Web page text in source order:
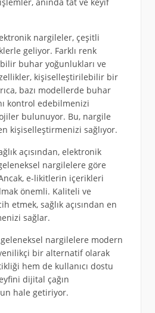
anında tat ve keyif
nargileler, çeşitli
geliyor. Farklı renk
buhar yoğunlukları ve
kişiselleştirilebilir bir
bazı modellerde buhar
kontrol edebilmenizi
bulunuyor. Bu, nargile
kişiselleştirmenizi sağlıyor.
açısından, elektronik
nargilelere göre
e-likitlerin içerikleri
önemli. Kaliteli ve
etmek, sağlık açısından en
sağlar.
nargilelere modern
bir alternatif olarak
hem de kullanıcı dostu
dijital çağın
hale getiriyor.